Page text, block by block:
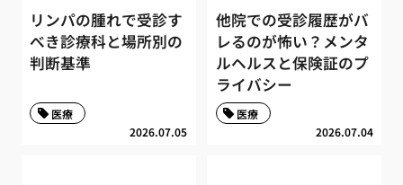
リンパの腫れで受診す
べき診療科と場所別の
判断基準
2026.07.05
医療
他院での受診履歴がバ
レるのが怖い？メンタ
ルヘルスと保険証のプ
ライバシー
2026.07.04
医療